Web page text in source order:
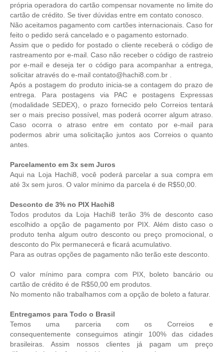
própria operadora do cartão compensar novamente no limite do
cartão de crédito. Se tiver dúvidas entre em contato conosco.
Não aceitamos pagamento com cartões internacionais. Caso for
feito o pedido será cancelado e o pagamento estornado.
Assim que o pedido for postado o cliente receberá o código de
rastreamento por e-mail. Caso não receber o código de rastreio
por e-mail e deseja ter o código para acompanhar a entrega,
solicitar através do e-mail contato@hachi8.com.br .
Após a postagem do produto inicia-se a contagem do prazo de
entrega. Para postagens via PAC e postagens Expressas
(modalidade SEDEX), o prazo fornecido pelo Correios tentará
ser o mais preciso possível, mas poderá ocorrer algum atraso.
Caso ocorra o atraso entre em contato por e-mail para
podermos abrir uma solicitação juntos aos Correios o quanto
antes.
Parcelamento em 3x sem Juros
Aqui na Loja Hachi8, você poderá parcelar a sua compra em
até 3x sem juros. O valor mínimo da parcela é de R$50,00.
Desconto de 3% no PIX Hachi8
Todos produtos da Loja Hachi8 terão 3% de desconto caso
escolhido a opção de pagamento por PIX. Além disto caso o
produto tenha algum outro desconto ou preço promocional, o
desconto do Pix permanecerá e ficará acumulativo.
Para as outras opções de pagamento não terão este desconto.
O valor mínimo para compra com PIX, boleto bancário ou
cartão de crédito é de R$50,00 em produtos.
No momento não trabalhamos com a opção de boleto a faturar.
Entregamos para Todo o Brasil
Temos uma parceria com os Correios e
consequentemente conseguimos atingir 100% das cidades
brasileiras. Assim nossos clientes já pagam um preço